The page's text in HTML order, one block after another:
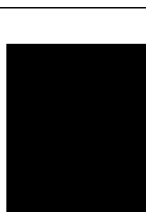
Conseil Municipal